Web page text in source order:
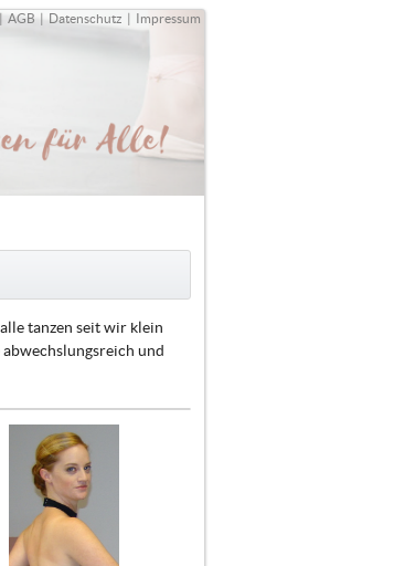
| AGB | Datenschutz | Impressum
tanzen seit wir klein
und